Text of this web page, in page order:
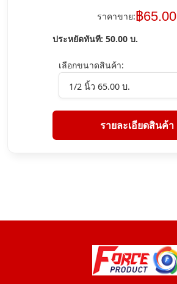
ราคาขาย:฿65.00
ประหยัดทันที: 50.00บ.
เลือกขนาดสินค้า:
รายละเอียดสินค้า